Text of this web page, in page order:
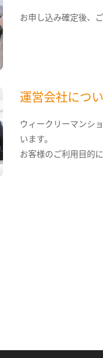
お申し込み確定後、
運営会社につ
ウィークリーマンシ
います。
お客様のご利用目的